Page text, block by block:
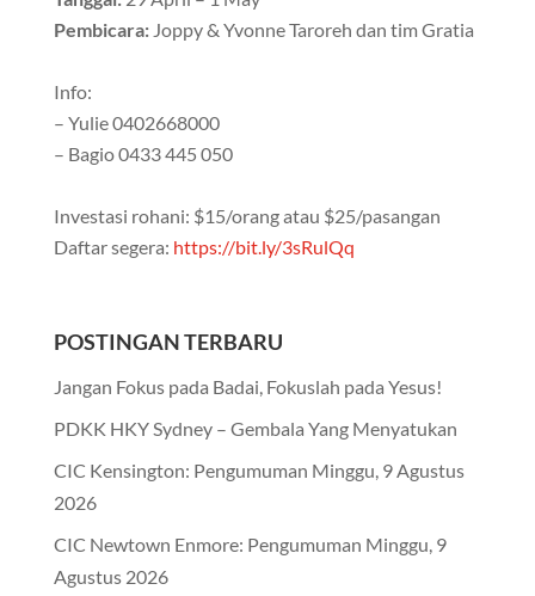
Pembicara:Joppy & Yvonne Taroreh dan tim Gratia
Info:
– Yulie 0402668000
– Bagio 0433 445 050
Investasi rohani: $15/orang atau $25/pasangan
Daftar segera: https://bit.ly/3sRulQq
POSTINGAN TERBARU
Jangan Fokus pada Badai, Fokuslah pada Yesus!
PDKK HKY Sydney – Gembala Yang Menyatukan
CIC Kensington: Pengumuman Minggu, 9 Agustus
2026
CIC Newtown Enmore: Pengumuman Minggu, 9
Agustus 2026